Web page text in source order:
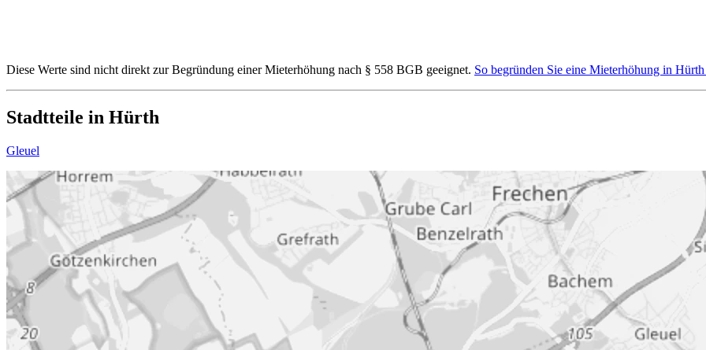
Diese Werte sind nicht direkt zur Begründung einer Mieterhöhung nach § 558 BGB geeignet. So begründen Sie eine Mieterhöhung in
Stadtteile in Hürth
Gleuel